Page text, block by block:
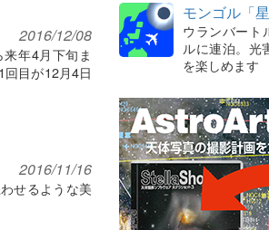
2016/12/08
年4月下旬ま
目が12月4日
2016/11/16
せるような美
モンゴル「
ウランバート
ルに連泊。光
を楽しめます